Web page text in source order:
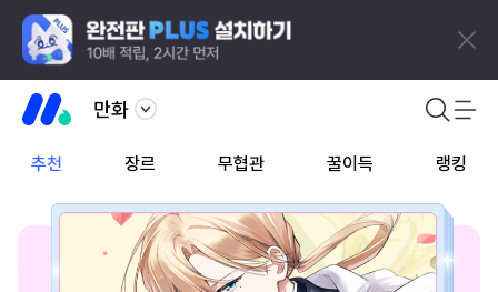
만화
추천 장르 무협관 꿀이득 랭킹